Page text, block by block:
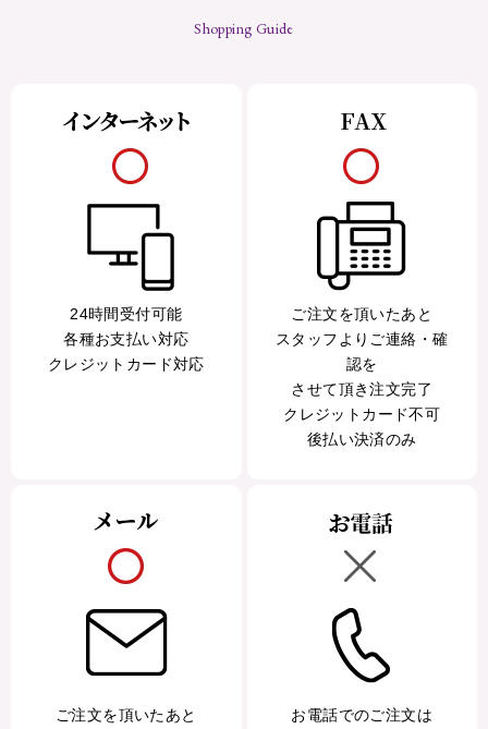
Shopping Guide
24時間受付可能
各種お支払い対応
クレジットカード対応
ご注文を頂いたあと
スタッフよりご連絡・確
認を
させて頂き注文完了
クレジットカード不可
後払い決済のみ
ご注文を頂いたあと
お電話でのご注文は